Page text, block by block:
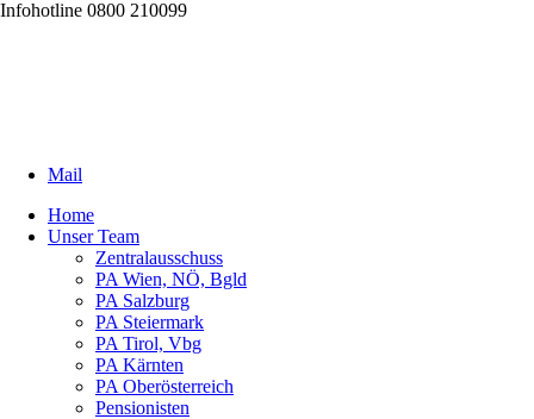
Infohotline 0800 210099
Mail
Home
Unser Team
Zentralausschuss
PA Wien, NÖ, Bgld
PA Salzburg
PA Steiermark
PA Tirol, Vbg
PA Kärnten
PA Oberösterreich
Pensionisten